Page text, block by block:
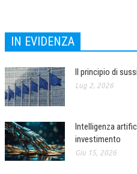
IN EVIDENZA
Il principio di
Lug 2, 2026
Intelligenza
investimento
Giu 15, 2026